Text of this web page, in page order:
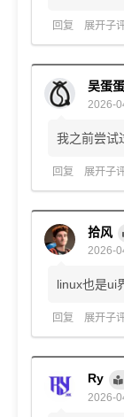
回复 展开子
吴蛋蛋
2026-
我之前尝试
回复 展开子
拾风
2026-
linux也是ui
回复 展开子
Ry
2026-